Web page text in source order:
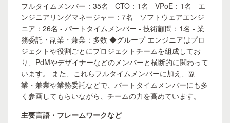
フルタイムメンバー：35名 - CTO：1名 - VPoE：1名 - エ
ンジニアリングマネージャー：7名 - ソフトウェアエンジ
ニア：26名 - パートタイムメンバー - 技術顧問：1名 - 業
務委託・副業・兼業：多数 ◆グループ エンジニアはプロ
ジェクトや役割ごとにプロジェクトチームを組成してお
り、PdMやデザイナーなどのメンバーと横断的に関わって
います。 また、これらフルタイムメンバーに加え、副
業・兼業や業務委託などで、パートタイムメンバーにも多
く参画してもらいながら、チームの力を高めています。
主要言語・フレームワークなど